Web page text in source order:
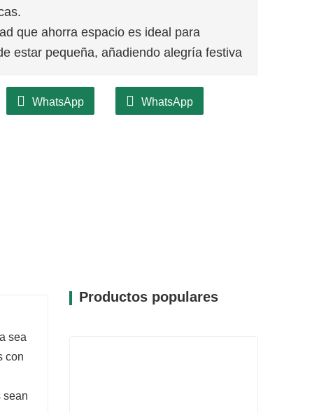
que ahorra espacio es ideal para
estar pequeña, añadiendo alegría festiva
una excelente estabilidad, lo que garantiza
y añade un toque rústico a la
tus adornos y decoraciones favoritos
WhatsApp WhatsApp
sea
con
sean
Productos populares